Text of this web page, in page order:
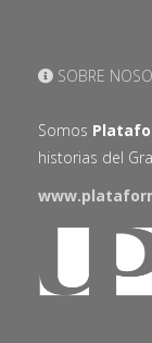
SOBRE
Somos
historias del